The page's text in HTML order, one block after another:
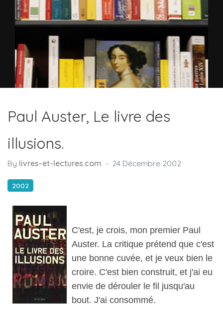
Paul Auster, Le livre des
illusions.
By livres-et-lectures.com 24 Décembre 2002
2002
C'est, je crois, mon premier Paul
Auster. La critique prétend que c'est
une bonne cuvée, et je veux bien le
croire. C'est bien construit, et j'ai eu
envie de dérouler le fil jusqu'au
bout. J'ai consommé.